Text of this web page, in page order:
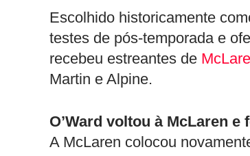
Escolhido historicamente
testes de pós-temporada e
recebeu estreantes de
Martin e Alpine.
O’Ward voltou à McLaren e
A McLaren colocou